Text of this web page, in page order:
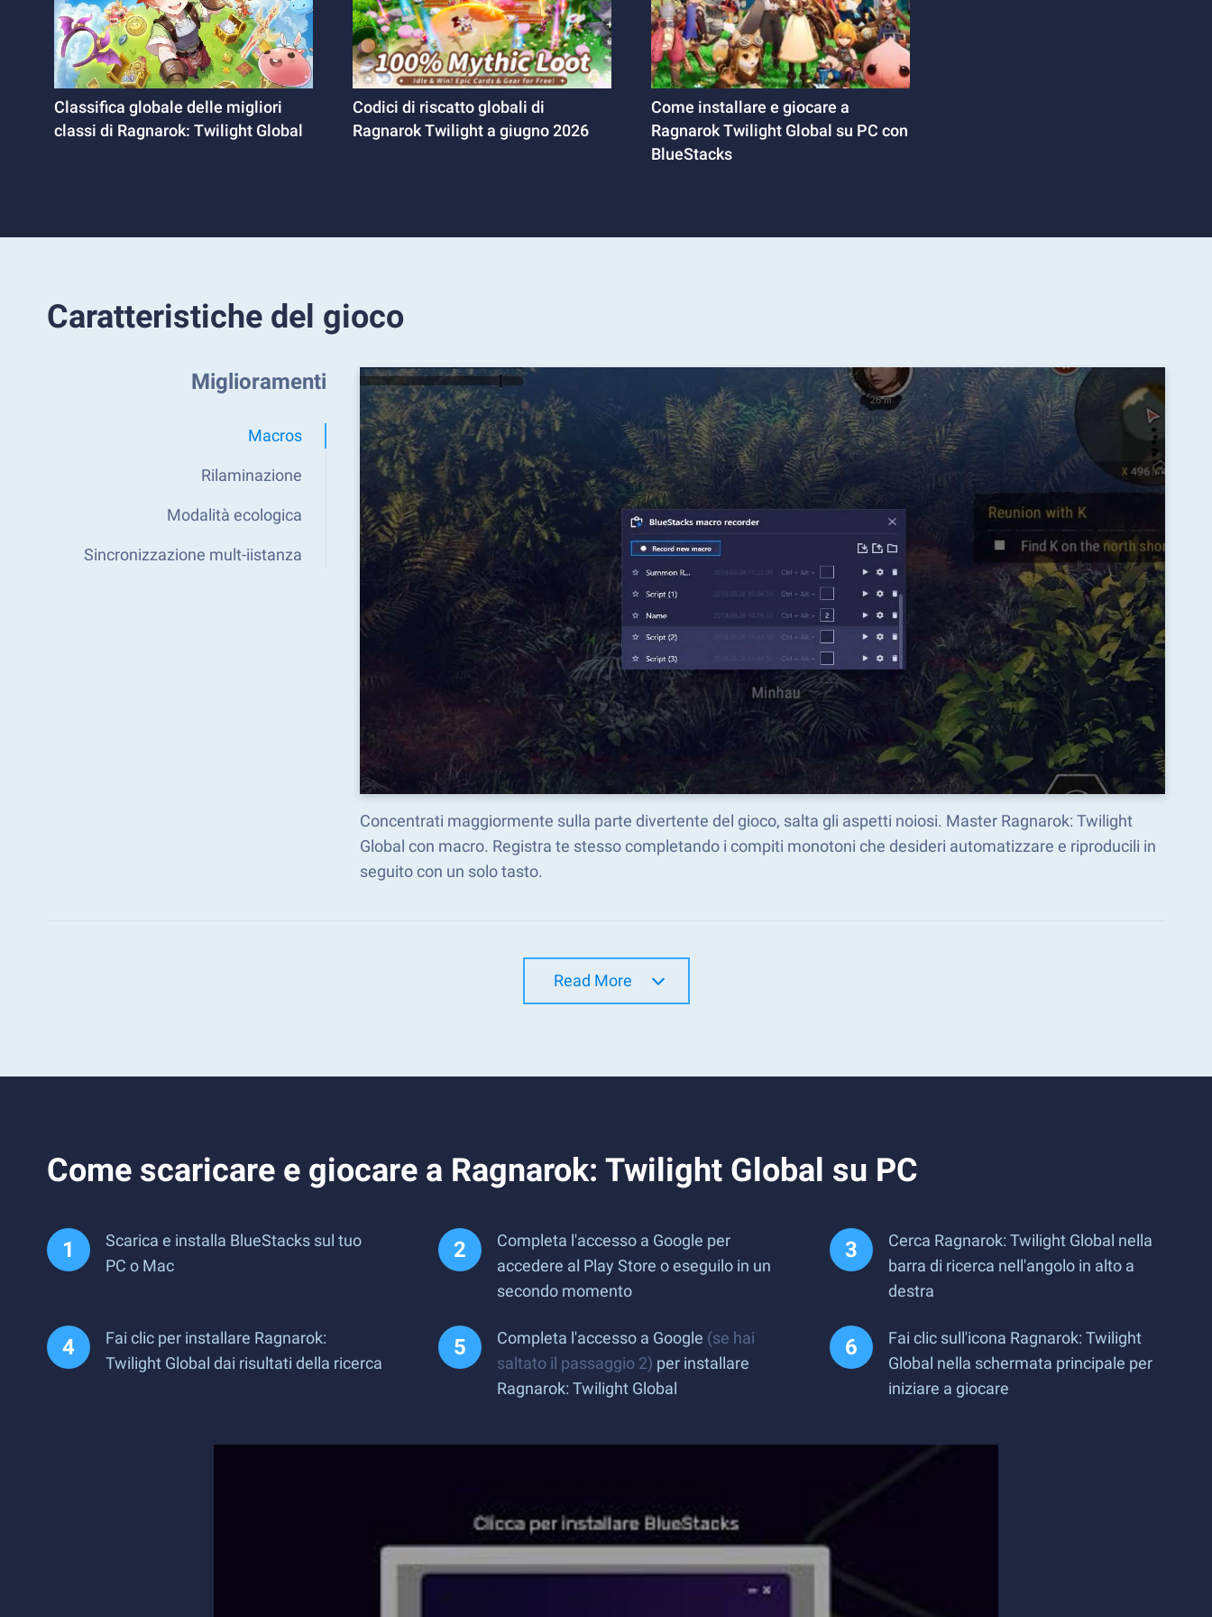
Classifica globale delle migliori
classi di Ragnarok: Twilight Global
Codici di riscatto globali di
Ragnarok Twilight a giugno 2026
Come installare e giocare a
Ragnarok Twilight Global su PC con
BlueStacks
Caratteristiche del gioco
Miglioramenti
Macros
Rilaminazione
Modalità ecologica
Sincronizzazione mult-iistanza
Concentrati maggiormente sulla parte divertente del gioco, salta gli aspetti noiosi. Master Ragnarok: Twilight
Global con macro. Registra te stesso completando i compiti monotoni che desideri automatizzare e riproducili in
seguito con un solo tasto.
Read More
Come scaricare e giocare a Ragnarok: Twilight Global su PC
Scarica e installa BlueStacks sul tuo
PC o Mac
Completa l'accesso a Google per
accedere al Play Store o eseguilo in un
secondo momento
Cerca Ragnarok: Twilight Global nella
barra di ricerca nell'angolo in alto a
destra
Fai clic per installare Ragnarok:
Twilight Global dai risultati della ricerca
Completa l'accesso a Google (se hai
saltato il passaggio 2) per installare
Ragnarok: Twilight Global
Fai clic sull'icona Ragnarok: Twilight
Global nella schermata principale per
iniziare a giocare